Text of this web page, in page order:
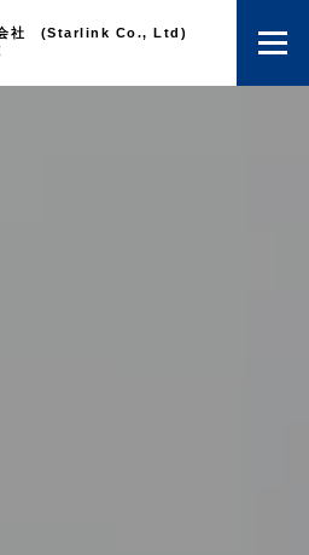
会社 (Starlink Co., Ltd)